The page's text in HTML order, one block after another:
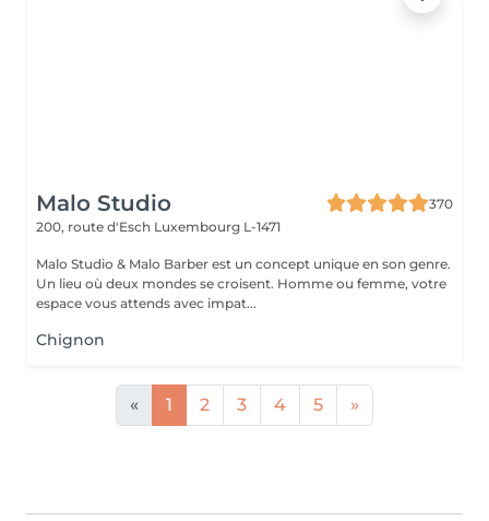
Malo Studio
370
200, route d'Esch Luxembourg L-1471
Malo Studio & Malo Barber est un concept unique en son genre.
Un lieu où deux mondes se croisent. Homme ou femme, votre
espace vous attends avec impat...
Chignon
« 1 2 3 4 5 »